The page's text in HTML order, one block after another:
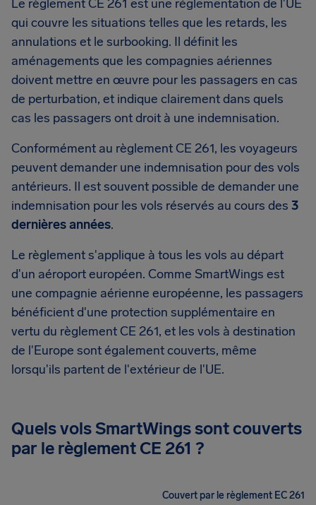
Le règlement CE 261 est une réglementation de l'UE
qui couvre les situations telles que les retards, les
annulations et le surbooking. Il définit les
aménagements que les compagnies aériennes
doivent mettre en œuvre pour les passagers en cas
de perturbation, et indique clairement dans quels
cas les passagers ont droit à une indemnisation.
Conformément au règlement CE 261, les voyageurs
peuvent demander une indemnisation pour des vols
antérieurs. Il est souvent possible de demander une
indemnisation pour les vols réservés au cours des 3
dernières années.
Le règlement s'applique à tous les vols au départ
d'un aéroport européen. Comme SmartWings est
une compagnie aérienne européenne, les passagers
bénéficient d'une protection supplémentaire en
vertu du règlement CE 261, et les vols à destination
de l'Europe sont également couverts, même
lorsqu'ils partent de l'extérieur de l'UE.
Quels vols SmartWings sont couverts
par le règlement CE 261 ?
Couvert par le règlement EC 261